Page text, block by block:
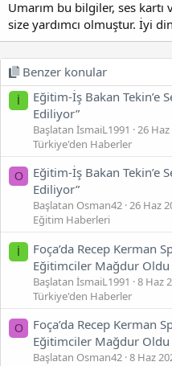
Umarım bu bilgiler, ses
size yardımcı olmuştur. İyi
Benzer konular
İ
Eğitim-İş Bakan Tekin’e
Ediliyor”
Başlatan İsmaiL1991 26
Türkiye'den Haberler
O
Eğitim-İş Bakan Tekin’e
Ediliyor”
Başlatan Osman42 26 Haz
Eğitim Haberleri
İ
Foça’da Recep Kerman
Eğitimciler Mağdur Oldu
Başlatan İsmaiL1991 8 Haz
Türkiye'den Haberler
O
Foça’da Recep Kerman
Eğitimciler Mağdur Oldu
Başlatan Osman42 8 Haz